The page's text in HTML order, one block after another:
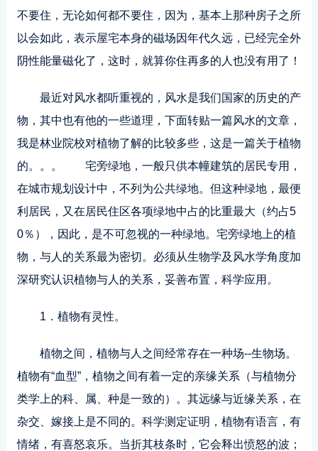
不要住，无论如何都不要住，因为，基本上那种房子之所
以会如此，表示屋宅本身的磁场因年代久远，已经完全外
阴性能量磁化了，这时，就算你住再多的人也没有用了！
最近对风水都听重视的，风水是我们国家的历史的产
物，其中也有他的一些道理，下面转贴一篇风水的文章，
我是林业院校对植物了解的比较多些，这是一篇关于植物
的。。。 宅旁绿地，一般只供本幢建筑的居民专用，
在城市规划设计中，不列为公共绿地。但这种绿地，最便
利居民，又在居民住区各项绿地中占的比重最大（约占5
0％），因此，是不可忽视的一种绿地。宅旁绿地上的植
物，与人的关系最为密切。必须从生物学及风水学角度加
深研究认识植物与人的关系，妥善布置，科学应用。
1．植物有灵性。
植物之间，植物与人之间经常存在一种场--生物场。
植物有“血型”，植物之间有着一定的亲缘关系（与植物分
类学上的科、属、种是一致的）。其远缘与近缘关系，在
杂交、嫁接上是不同的。科学测定证明，植物有语言，有
情绪，有喜怒哀乐。当折其枝条时，它会释出愤怒的波；